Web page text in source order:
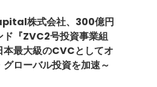
株式会社、300億円
ド『ZVC2号投資事業組
本最大級のCVCとしてオ
ローバル投資を加速～